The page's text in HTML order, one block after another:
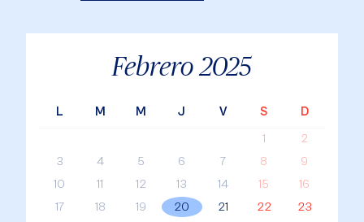
Febrero 2025
L M M J V S
D
1
2
3
4 5 6 7 8
9
10
11 12 13 14 15
16
17
18 19 20 21 22
23